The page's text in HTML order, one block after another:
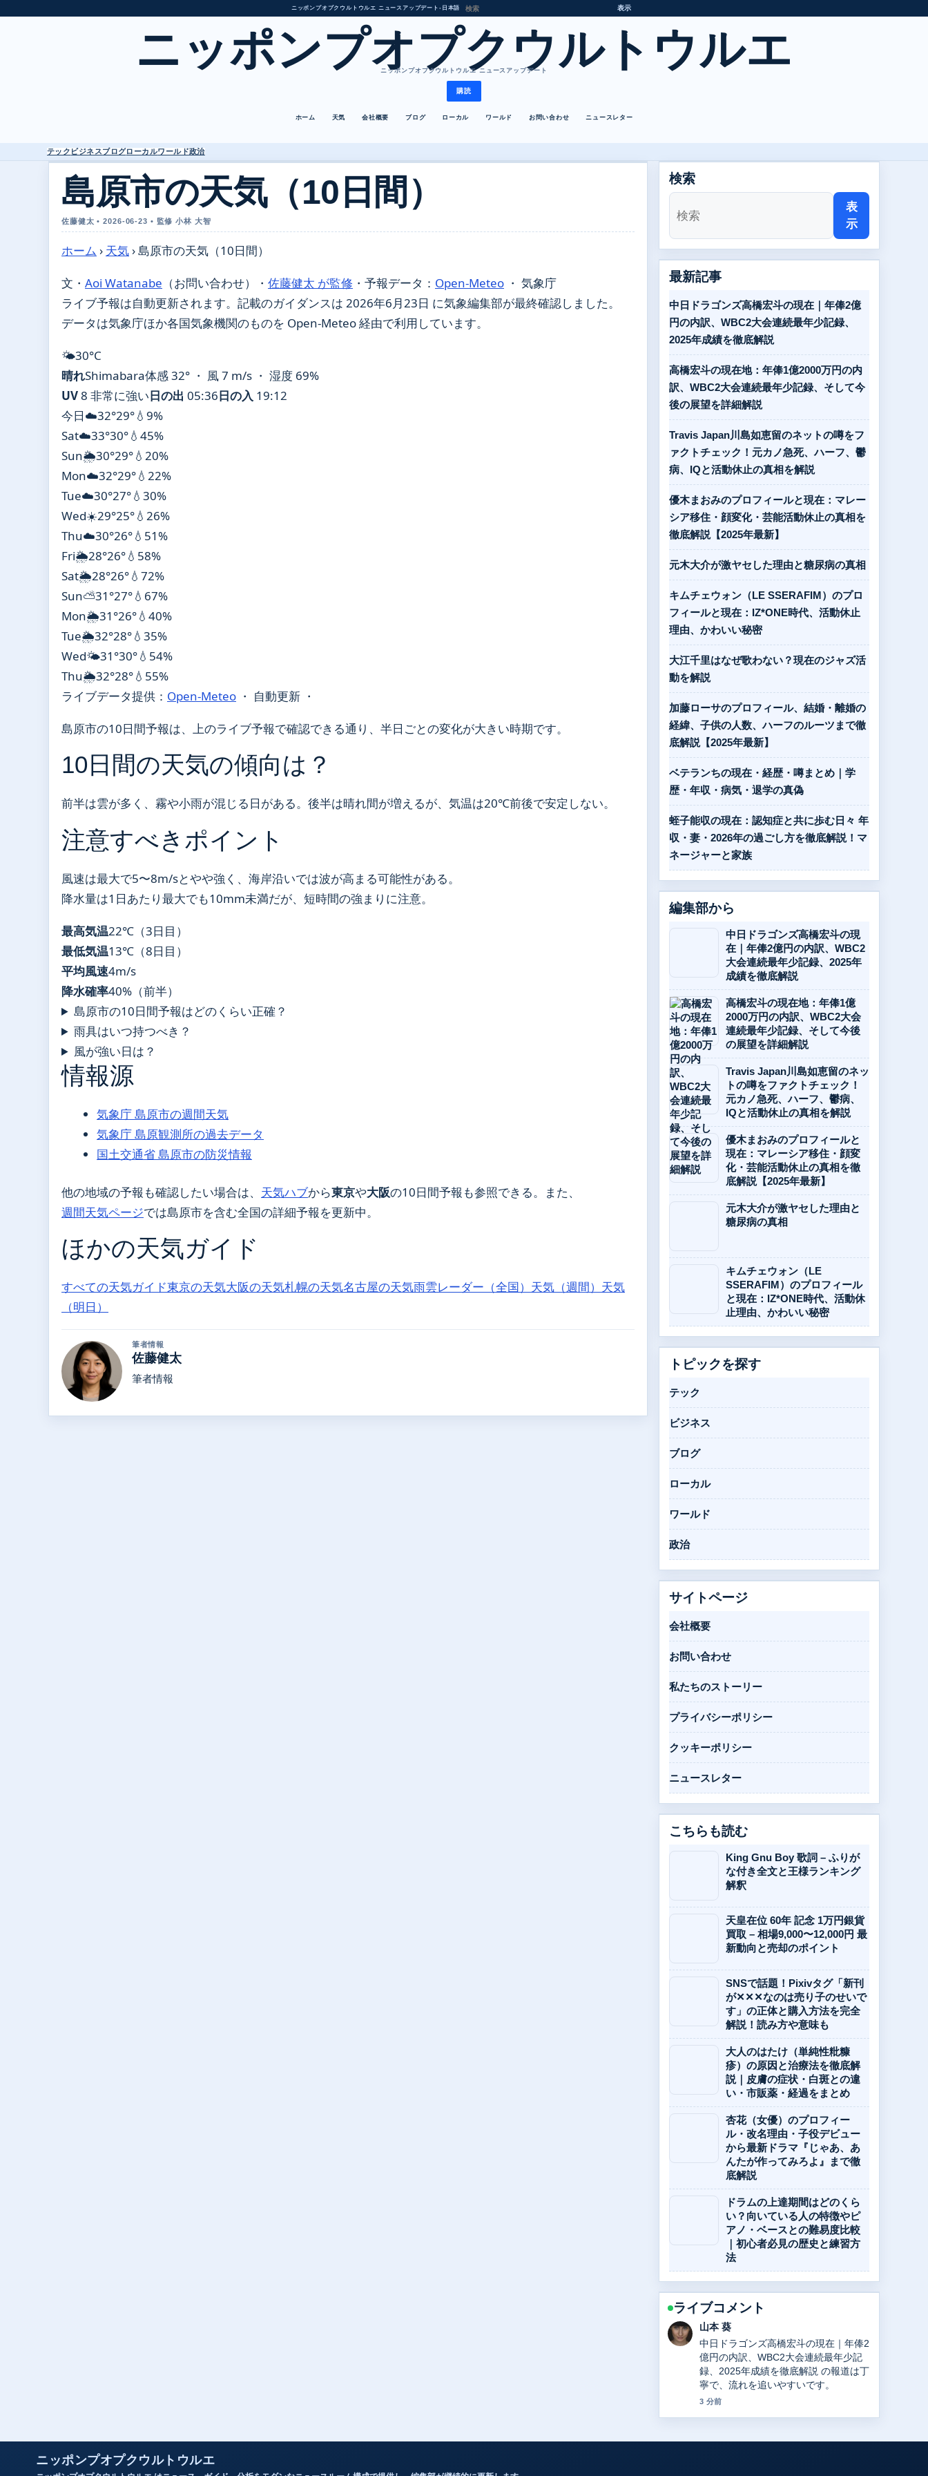
ニッポンプオプクウルトウルエ ニュースアップデート • 日本語 表示
ニッポンプオプクウルトウルエ
ニッポンプオプクウルトウルエ ニュースアップデート
購読
ホーム 天気 会社概要 ブログ ローカル ワールド お問い合わせ ニュースレター
テック ビジネスブログローカルワールド政治
島原市の天気（10日間）
佐藤健太 • 2026-06-23 • 監修 小林 大智
ホーム › 天気›島原市の天気（10日間）
文・ Aoi Watanabe （お問い合わせ） ・ 佐藤健太 が監修 ・ 予報データ： Open-Meteo ・ 気象庁
ライブ予報は自動更新されます。記載のガイダンスは 2026年6月23日 に気象編集部が最終確認しました。
データは気象庁ほか各国気象機関のものを Open-Meteo 経由で利用しています。
🌤️30°C
晴れShimabara体感 32° ・ 風 7 m/s ・ 湿度 69%
UV8 非常に強い日の出 05:36日の入 19:12
今日☁️32°29°💧9%
Sat☁️33°30°💧45%
Sun🌦️30°29°💧20%
Mon☁️32°29°💧22%
Tue☁️30°27°💧30%
Wed☀️29°25°💧26%
Thu☁️30°26°💧51%
Fri🌦️28°26°💧58%
Sat🌦️28°26°💧72%
Sun⛅31°27°💧67%
Mon🌦️31°26°💧40%
Tue🌦️32°28°💧35%
Wed🌤️31°30°💧54%
Thu🌦️32°28°💧55%
ライブデータ提供： Open-Meteo ・ 自動更新 ・
島原市の10日間予報は、上のライブ予報で確認できる通り、半日ごとの変化が大きい時期です。
10日間の天気の傾向は？
前半は雲が多く、霧や小雨が混じる日がある。後半は晴れ間が増えるが、気温は20℃前後で安定しない。
注意すべきポイント
風速は最大で5〜8m/sとやや強く、海岸沿いでは波が高まる可能性がある。
降水量は1日あたり最大でも10mm未満だが、短時間の強まりに注意。
最高気温22℃（3日目）
最低気温13℃（8日目）
平均風速4m/s
降水確率40%（前半）
島原市の10日間予報はどのくらい正確？
雨具はいつ持つべき？
風が強い日は？
情報源
気象庁 島原市の週間天気
気象庁 島原観測所の過去データ
国土交通省 島原市の防災情報
他の地域の予報も確認したい場合は、 天気ハブから東京や大阪の10日間予報も参照できる。また、
週間天気ページでは島原市を含む全国の詳細予報を更新中。
ほかの天気ガイド
すべての天気ガイド東京の天気大阪の天気札幌の天気名古屋の天気雨雲レーダー（全国） 天気（週間） 天気
（明日）
筆者情報
佐藤健太
筆者情報
検索
表
示
最新記事
中日ドラゴンズ高橋宏斗の現在｜年俸2億
円の内訳、WBC2大会連続最年少記録、
2025年成績を徹底解説
高橋宏斗の現在地：年俸1億2000万円の内
訳、WBC2大会連続最年少記録、そして今
後の展望を詳細解説
Travis Japan川島如恵留のネットの噂をフ
ァクトチェック！元カノ急死、ハーフ、鬱
病、IQと活動休止の真相を解説
優木まおみのプロフィールと現在：マレー
シア移住・顔変化・芸能活動休止の真相を
徹底解説【2025年最新】
元木大介が激ヤセした理由と糖尿病の真相
キムチェウォン（LE SSERAFIM）のプロ
フィールと現在：IZ*ONE時代、活動休止
理由、かわいい秘密
大江千里はなぜ歌わない？現在のジャズ活
動を解説
加藤ローサのプロフィール、結婚・離婚の
経緯、子供の人数、ハーフのルーツまで徹
底解説【2025年最新】
ベテランちの現在・経歴・噂まとめ｜学
歴・年収・病気・退学の真偽
蛭子能収の現在：認知症と共に歩む日々 年
収・妻・2026年の過ごし方を徹底解説！マ
ネージャーと家族
編集部から
中日ドラゴンズ高橋宏斗の現
在｜年俸2億円の内訳、WBC2
大会連続最年少記録、2025年
成績を徹底解説
高橋宏斗の現在地：年俸1億
2000万円の内訳、WBC2大会
連続最年少記録、そして今後
の展望を詳細解説
Travis Japan川島如恵留のネッ
トの噂をファクトチェック！
元カノ急死、ハーフ、鬱病、
IQと活動休止の真相を解説
優木まおみのプロフィールと
現在：マレーシア移住・顔変
化・芸能活動休止の真相を徹
底解説【2025年最新】
元木大介が激ヤセした理由と
糖尿病の真相
キムチェウォン（LE
SSERAFIM）のプロフィール
と現在：IZ*ONE時代、活動休
止理由、かわいい秘密
トピックを探す
テック
ビジネス
ブログ
ローカル
ワールド
政治
サイトページ
会社概要
お問い合わせ
私たちのストーリー
プライバシーポリシー
クッキーポリシー
ニュースレター
こちらも読む
King Gnu Boy 歌詞 – ふりが
な付き全文と王様ランキング
解釈
天皇在位 60年 記念 1万円銀貨
買取 – 相場9,000〜12,000円 最
新動向と売却のポイント
SNSで話題！Pixivタグ「新刊
が✕✕✕なのは売り子のせいで
す」の正体と購入方法を完全
解説！読み方や意味も
大人のはたけ（単純性粃糠
疹）の原因と治療法を徹底解
説｜皮膚の症状・白斑との違
い・市販薬・経過をまとめ
杏花（女優）のプロフィー
ル・改名理由・子役デビュー
から最新ドラマ『じゃあ、あ
んたが作ってみろよ』まで徹
底解説
ドラムの上達期間はどのくら
い？向いている人の特徴やピ
アノ・ベースとの難易度比較
｜初心者必見の歴史と練習方
法
ライブコメント
加藤 海斗
高橋宏斗の現在地：年俸1億2000万円
の内訳、WBC2大会連続最年少記録、
そして今後の展望を詳細解説 周辺の検
証がしっかりしていて安心感がありま
す。